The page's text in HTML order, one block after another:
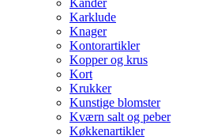
Kander
Karklude
Knager
Kontorartikler
Kopper og krus
Kort
Krukker
Kunstige blomster
Kværn salt og peber
Køkkenartikler